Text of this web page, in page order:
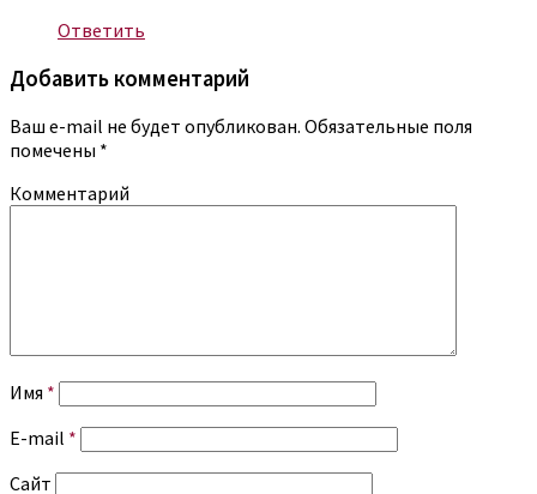
Ответить
Добавить комментарий
Ваш e-mail не будет опубликован. Обязательные поля
помечены *
Комментарий
Имя *
E-mail *
Сайт